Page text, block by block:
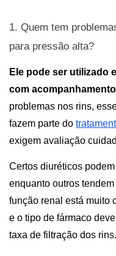
1. Quem tem
para pressão alta?
Ele pode ser utilizado
com
problemas nos rins,
fazem parte do
exigem avaliação
Certos diuréticos
enquanto outros
função renal está muito
e o tipo de fármaco
taxa de filtração dos rins.